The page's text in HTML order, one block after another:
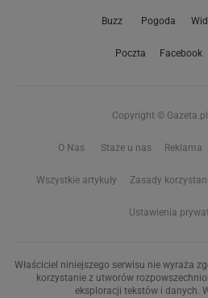
Buzz Pogoda
Poczta Facebook
Copyright ©
O Nas Staże u nas Reklama
Wszystkie artykuły Zasady
Ustawienia
Właściciel niniejszego serwisu nie wyraża
korzystanie z utworów
eksploracji tekstów i danych.